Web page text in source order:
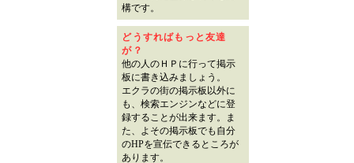
構です。
どうすればもっと友達
が？
他の人のＨＰに行って掲示
板に書き込みましょう。
エクラの街の掲示板以外に
も、検索エンジンなどに登
録することが出来ます。ま
た、よその掲示板でも自分
のHPを宣伝できるところが
あります。